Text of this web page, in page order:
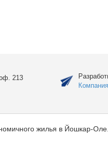
213
жилья в Йошкар-